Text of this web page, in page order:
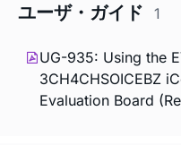
ユーザ・ガイド 1
UG-935: Using the
3CH4CHSOICEBZ i
Evaluation Board